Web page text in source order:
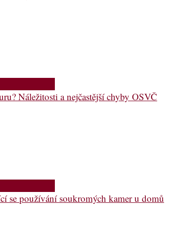
Náležitosti a nejčastější chyby OSVČ
se používání soukromých kamer u domů